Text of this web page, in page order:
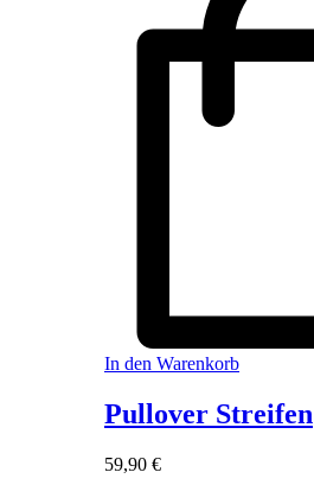
In den Warenkorb
Pullover Streifen
59,90 €